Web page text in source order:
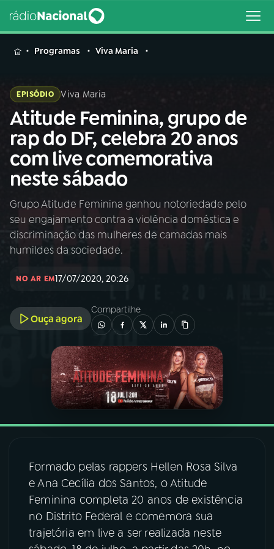
MENU
Buscar
na
Rádio
Nacional
Buscar
AO VIVO
01INÍCIO
PROGRAMAÇÃO
PROGRAMAS
PODCASTS
06VIDEOCASTS
07ÚLTIMAS
08 FESTIVAL DE MÚSICA
ACOMPANHE A RÁDIO NACIONAL
Programas Viva Maria
EPISÓDIO Viva Maria
Atitude Feminina, grupo de
rap do DF, celebra 20 anos
com live comemorativa
neste sábado
Grupo Atitude Feminina ganhou notoriedade pelo
seu engajamento contra a violência doméstica e
discriminação das mulheres de camadas mais
humildes da sociedade.
NO AR EM17/07/2020, 20:26
Ouça agora
Compartilhe
Formado pelas rappers Hellen Rosa Silva
e Ana Cecília dos Santos, o Atitude
Feminina completa 20 anos de existência
no Distrito Federal e comemora sua
trajetória em live a ser realizada neste